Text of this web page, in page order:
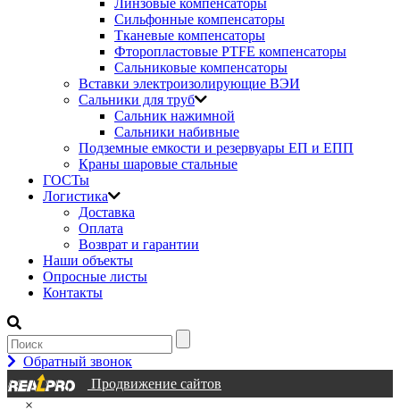
Линзовые компенсаторы
Сильфонные компенсаторы
Тканевые компенсаторы
Фторопластовые PTFE компенсаторы
Сальниковые компенсаторы
Вставки электроизолирующие ВЭИ
Сальники для труб
Сальник нажимной
Сальники набивные
Подземные емкости и резервуары ЕП и ЕПП
Краны шаровые стальные
ГОСТы
Логистика
Доставка
Оплата
Возврат и гарантии
Наши объекты
Опросные листы
Контакты
Обратный звонок
Продвижение сайтов
×